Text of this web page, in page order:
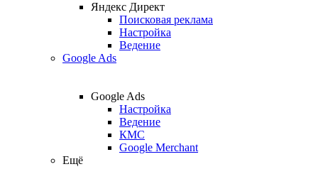
Яндекс Директ
Поисковая реклама
Настройка
Ведение
Google Ads
Google Ads
Настройка
Ведение
КМС
Google Merchant
Ещё